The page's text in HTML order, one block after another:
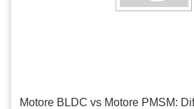
Motore BLDC vs Motore PMSM: